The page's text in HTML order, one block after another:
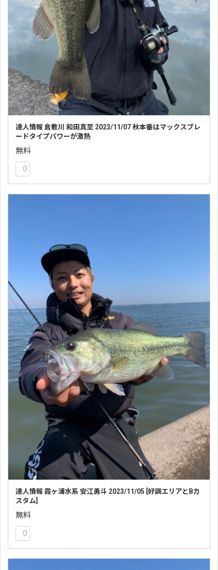
達人情報 倉敷川 和田真至 2023/11/07 秋本番はマックスブレ
ードタイプパワーが激熱
無料
0
達人情報 霞ヶ浦水系 安江勇斗 2023/11/05 [好調エリアとBカ
スタム]
無料
0